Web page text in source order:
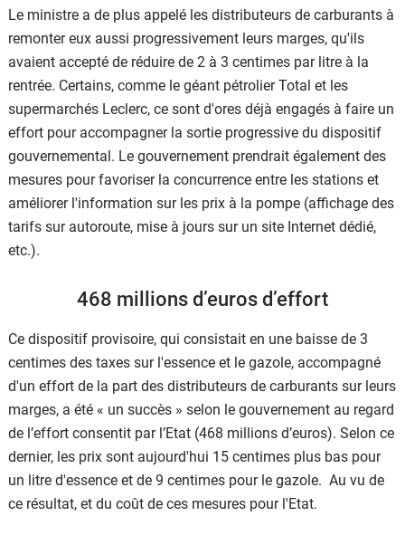
Le ministre a de plus appelé les distributeurs de carburants à
remonter eux aussi progressivement leurs marges, qu'ils
avaient accepté de réduire de 2 à 3 centimes par litre à la
rentrée. Certains, comme le géant pétrolier Total et les
supermarchés Leclerc, ce sont d'ores déjà engagés à faire un
effort pour accompagner la sortie progressive du dispositif
gouvernemental. Le gouvernement prendrait également des
mesures pour favoriser la concurrence entre les stations et
améliorer l'information sur les prix à la pompe (affichage des
tarifs sur autoroute, mise à jours sur un site Internet dédié,
etc.).
468 millions d’euros d’effort
Ce dispositif provisoire, qui consistait en une baisse de 3
centimes des taxes sur l'essence et le gazole, accompagné
d'un effort de la part des distributeurs de carburants sur leurs
marges, a été « un succès » selon le gouvernement au regard
de l’effort consentit par l’Etat (468 millions d’euros). Selon ce
dernier, les prix sont aujourd'hui 15 centimes plus bas pour
un litre d'essence et de 9 centimes pour le gazole. Au vu de
ce résultat, et du coût de ces mesures pour l'Etat.